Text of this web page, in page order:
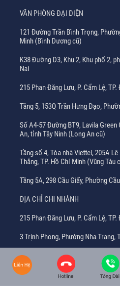
VĂN PHÒNG ĐẠI DIỆN
121 Đường Trần Bình Trọng,
Minh (Bình Dương cũ)
K38 Đường D3, Khu 2, Khu phố 2,
Nai
215 Phan Đăng Lưu, P. Cẩm Lệ,
Tầng 5, 153Q Trần Hưng Đạo,
Số A4-57 Đường BT9, Lavila Green
An, tỉnh Tây Ninh (Long An cũ)
Tầng số 4, Tòa nhà Viettel, 205A
Thắng, TP. Hồ Chí Minh (Vũng Tàu
Tầng 5A, 298 Cầu Giấy, Phường
ĐỊA CHỈ CHI NHÁNH
215 Phan Đăng Lưu, P. Cẩm Lệ,
3 Trịnh Phong, Phường Nha Trang,